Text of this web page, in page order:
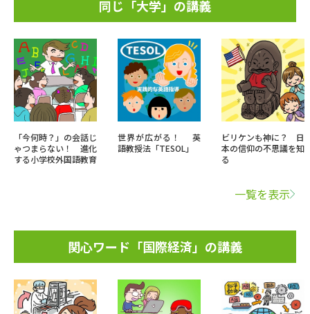
同じ「大学」の講義
「今何時？」の会話じ
ゃつまらない！ 進化
する小学校外国語教育
世界が広がる！ 英
語教授法「TESOL」
ビリケンも神に？ 日
本の信仰の不思議を知
る
一覧を表示
関心ワード「国際経済」の講義